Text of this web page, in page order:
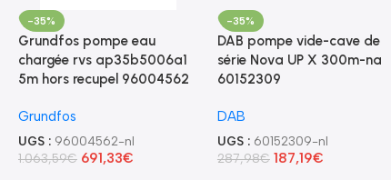
-35%
Grundfos pompe eau
chargée rvs ap35b5006a1
5m hors recupel 96004562
Grundfos
UGS : 96004562-nl
1.063,59€ 691,33€
-35%
DAB pompe vide-cave de
série Nova UP X 300m-na
60152309
DAB
UGS : 60152309-nl
287,98€ 187,19€